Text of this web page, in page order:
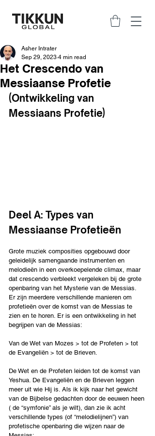
Het Crescendo van
Messiaanse Profetie
Asher Intrater
Sep 29, 2023 4 min read
(Ontwikkeling van
Messiaans Profetie)
Deel A: Types van
Messiaanse Profetieën
Grote muziek composities opgebouwd door
geleidelijk samengaande instrumenten en
melodieën in een overkoepelende climax, maar
dat crescendo verbleekt vergeleken bij de grote
openbaring van het Mysterie van de Messias.
Er zijn meerdere verschillende manieren om
profetieën over de komst van de Messias te
zien en te horen. Er is een ontwikkeling in het
begrijpen van de Messias:
Van de Wet van Mozes > tot de Profeten > tot
de Evangeliën > tot de Brieven.
De Wet en de Profeten leiden tot de komst van
Yeshua. De Evangeliën en de Brieven leggen
meer uit wie Hij is. Als ik kijk naar het gewicht
van de Bijbelse gedachten door de eeuwen heen
( de “symfonie” als je wilt), dan zie ik acht
verschillende types (of “melodielijnen”) van
profetische openbaring die wijzen naar de